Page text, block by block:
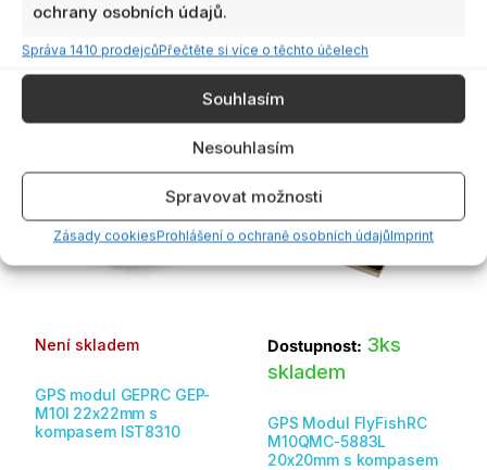
ochrany osobních údajů.
Správa 1410 prodejcůPřečtěte si více o těchto účelech
Souhlasím
Nesouhlasím
Spravovat možnosti
Zásady cookiesProhlášení o ochraně osobních údajůImprint
Není skladem
GPS modul GEPRC GEP-
M10I 22x22mm s
kompasem IST8310
Dostupnost: 3ks
skladem
GPS Modul FlyFishRC
M10QMC-5883L
20x20mm s kompasem